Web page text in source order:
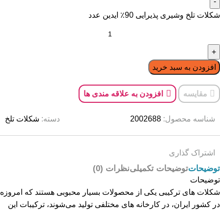
شکلات تلخ وشیری پذیرایی 90٪ ایدین عدد
افزودن به سبد خرید
مقایسه افزودن به علاقه مندی ها
شناسه محصول: 2002688 دسته: شکلات تلخ
اشتراک گذاری
توضیحاتتوضیحات تکمیلینظرات (0)
توضیحات
شکلات های ترکیبی یکی از محصولات بسیار محبوبی هستند که امروزه
در کشور ایران، در کارخانه های مختلفی تولید می‌شوند، ترکیبات این